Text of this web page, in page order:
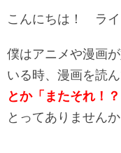
こんにちは！ ライ
僕はアニメや漫画
いる時、漫画を読
とか「またそれ！
とってありませんか